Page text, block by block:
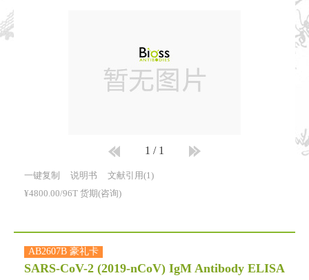
1 / 1
一键复制 说明书
文献引用(1)
¥4800.00/96T 货期(咨询)
AB2607B 豪礼卡
SARS-CoV-2 (2019-nCoV) IgM Antibody ELISA